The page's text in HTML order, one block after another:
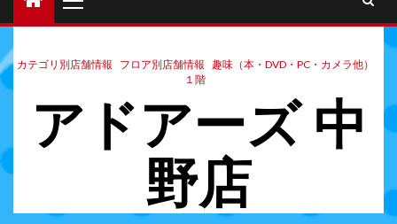
カテゴリ別店舗情報 フロア別店舗情報
趣味（本・DVD・PC・カメラ他）
１階
アドアーズ 中
野店